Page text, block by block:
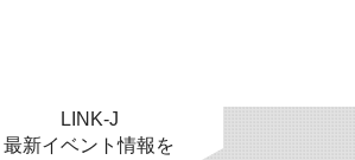
LINK-J
最新イベント情報を